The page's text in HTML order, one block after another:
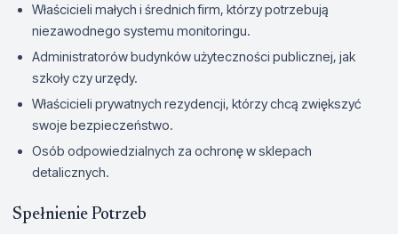
Właścicieli małych i średnich firm, którzy potrzebują
niezawodnego systemu monitoringu.
Administratorów budynków użyteczności publicznej, jak
szkoły czy urzędy.
Właścicieli prywatnych rezydencji, którzy chcą zwiększyć
swoje bezpieczeństwo.
Osób odpowiedzialnych za ochronę w sklepach
detalicznych.
Spełnienie Potrzeb